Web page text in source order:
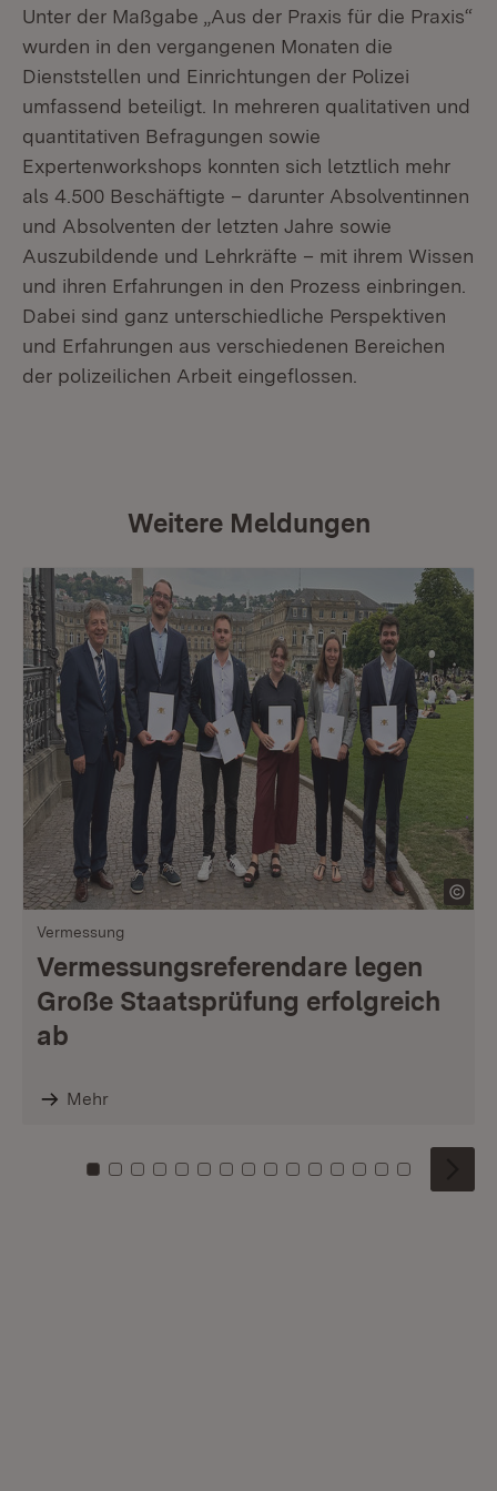
Unter der Maßgabe „Aus der Praxis für die Praxis“
wurden in den vergangenen Monaten die
Dienststellen und Einrichtungen der Polizei
umfassend beteiligt. In mehreren qualitativen und
quantitativen Befragungen sowie
Expertenworkshops konnten sich letztlich mehr
als 4.500 Beschäftigte – darunter Absolventinnen
und Absolventen der letzten Jahre sowie
Auszubildende und Lehrkräfte – mit ihrem Wissen
und ihren Erfahrungen in den Prozess einbringen.
Dabei sind ganz unterschiedliche Perspektiven
und Erfahrungen aus verschiedenen Bereichen
der polizeilichen Arbeit eingeflossen.
Weitere Meldungen
Vermessung
Vermessungsreferendare legen
Große Staatsprüfung erfolgreich
ab
Mehr
Zu Kachel: 0
Zu Kachel: 1
Zu Kachel: 2
Zu Kachel: 3
Zu Kachel: 4
Zu Kachel: 5
Zu Kachel: 6
Zu Kachel: 7
Zu Kachel: 8
Zu Kachel: 9
Zu Kachel: 10
Zu Kachel: 11
Zu Kachel: 12
Zu Kachel:
Zu